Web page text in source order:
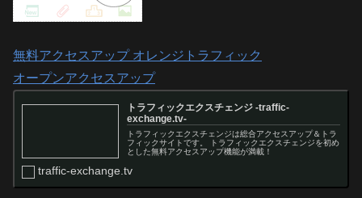
無料アクセスアップ オレンジトラフィック
オープンアクセスアップ
トラフィックエクスチェンジ -traffic-
exchange.tv-
トラフィックエクスチェンジは総合アクセスアップ＆トラ
フィックサイトです。 トラフィックエクスチェンジを初め
とした無料アクセスアップ機能が満載！
traffic-exchange.tv